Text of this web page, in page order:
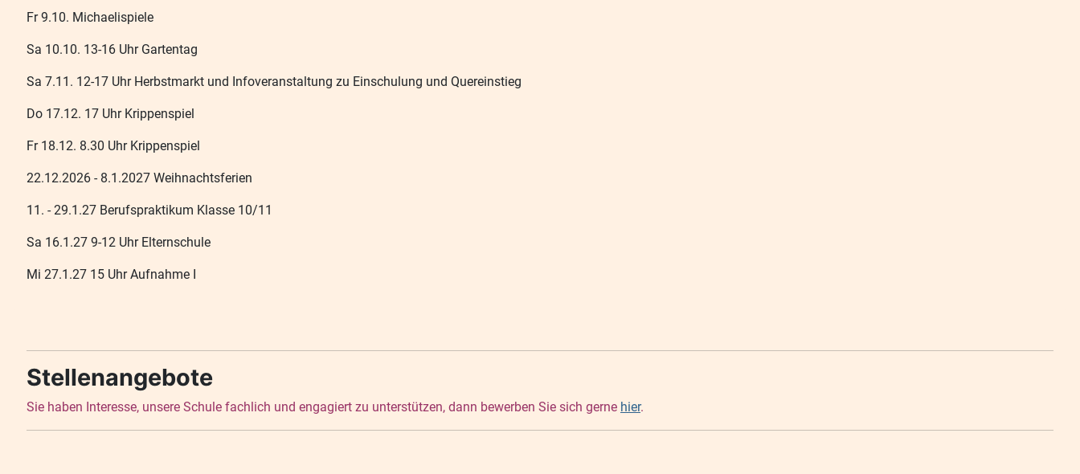
Fr 9.10. Michaelispiele
Sa 10.10. 13-16 Uhr Gartentag
Sa 7.11. 12-17 Uhr Herbstmarkt und Infoveranstaltung zu Einschulung und Quereinstieg
Do 17.12. 17 Uhr Krippenspiel
Fr 18.12. 8.30 Uhr Krippenspiel
22.12.2026 - 8.1.2027 Weihnachtsferien
11. - 29.1.27 Berufspraktikum Klasse 10/11
Sa 16.1.27 9-12 Uhr Elternschule
Mi 27.1.27 15 Uhr Aufnahme I
Stellenangebote
Sie haben Interesse, unsere Schule fachlich und engagiert zu unterstützen, dann bewerben Sie sich gerne hier.